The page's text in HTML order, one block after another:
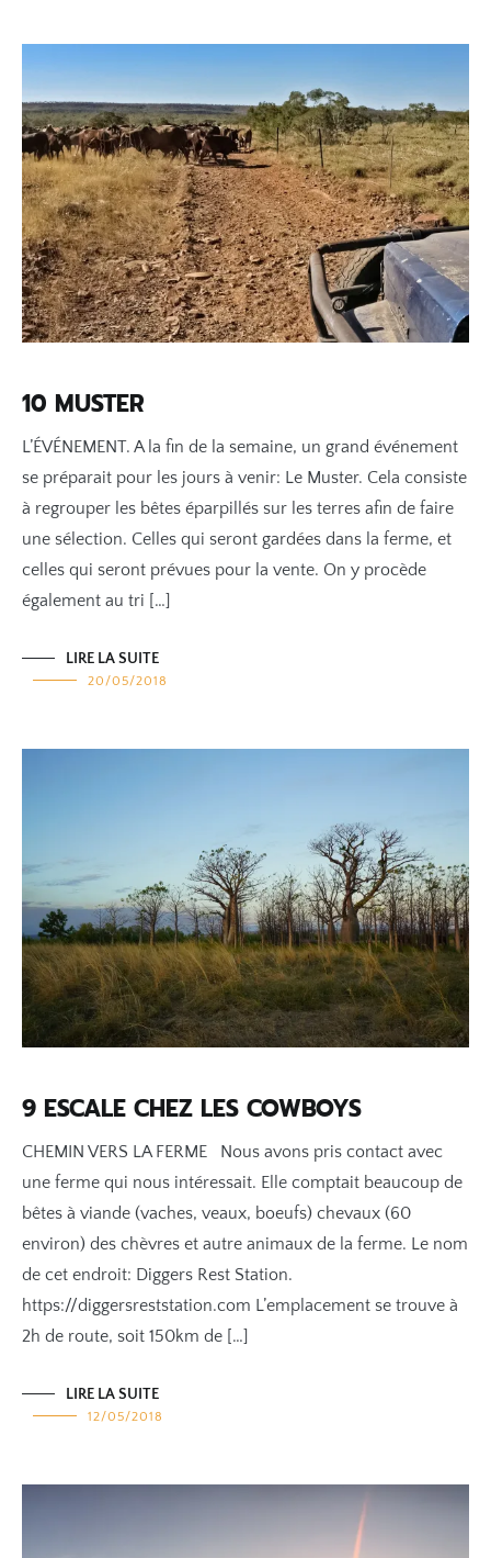
10 MUSTER
L’ÉVÉNEMENT. A la fin de la semaine, un grand événement
se préparait pour les jours à venir: Le Muster. Cela consiste
à regrouper les bêtes éparpillés sur les terres afin de faire
une sélection. Celles qui seront gardées dans la ferme, et
celles qui seront prévues pour la vente. On y procède
également au tri […]
LIRE LA SUITE
20/05/2018
9 ESCALE CHEZ LES COWBOYS
CHEMIN VERS LA FERME Nous avons pris contact avec
une ferme qui nous intéressait. Elle comptait beaucoup de
bêtes à viande (vaches, veaux, boeufs) chevaux (60
environ) des chèvres et autre animaux de la ferme. Le nom
de cet endroit: Diggers Rest Station.
https://diggersreststation.com L’emplacement se trouve à
2h de route, soit 150km de […]
LIRE LA SUITE
12/05/2018